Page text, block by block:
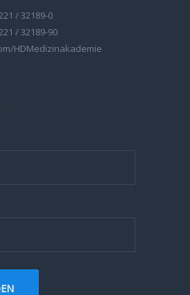
/ 32189-0
/ 32189-90
HDMedizinakademie